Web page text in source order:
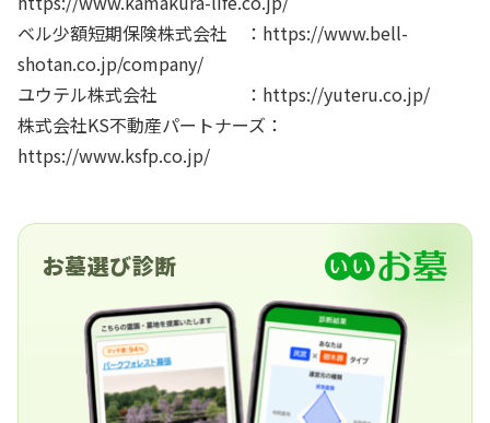
ベル少額短期保険株式会社 ：https://www.bell-
shotan.co.jp/company/
ユウテル株式会社 ：https://yuteru.co.jp/
株式会社KS不動産パートナーズ：
https://www.ksfp.co.jp/
お墓選び診断